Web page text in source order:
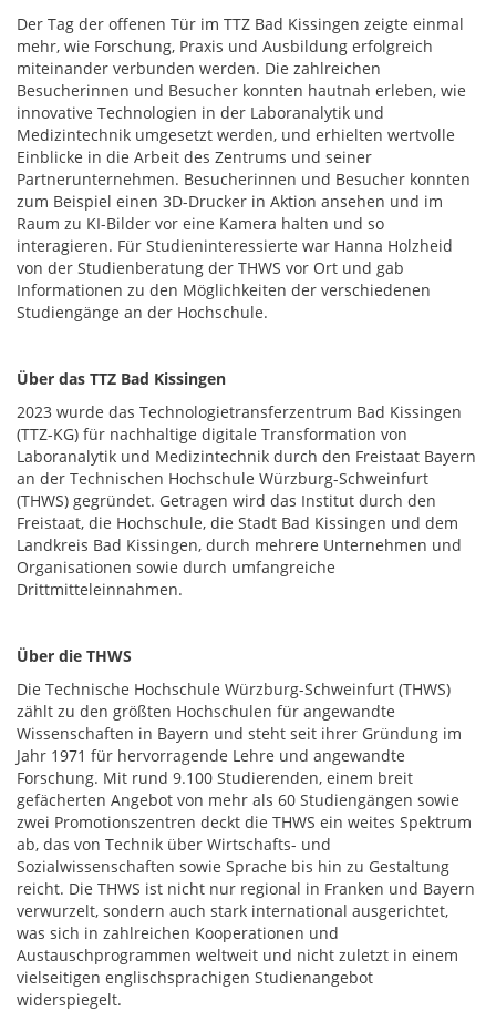
Der Tag der offenen Tür im TTZ Bad Kissingen zeigte einmal
mehr, wie Forschung, Praxis und Ausbildung erfolgreich
miteinander verbunden werden. Die zahlreichen
Besucherinnen und Besucher konnten hautnah erleben, wie
innovative Technologien in der Laboranalytik und
Medizintechnik umgesetzt werden, und erhielten wertvolle
Einblicke in die Arbeit des Zentrums und seiner
Partnerunternehmen. Besucherinnen und Besucher konnten
zum Beispiel einen 3D-Drucker in Aktion ansehen und im
Raum zu KI-Bilder vor eine Kamera halten und so
interagieren. Für Studieninteressierte war Hanna Holzheid
von der Studienberatung der THWS vor Ort und gab
Informationen zu den Möglichkeiten der verschiedenen
Studiengänge an der Hochschule.
Über das TTZ Bad Kissingen
2023 wurde das Technologietransferzentrum Bad Kissingen
(TTZ-KG) für nachhaltige digitale Transformation von
Laboranalytik und Medizintechnik durch den Freistaat Bayern
an der Technischen Hochschule Würzburg-Schweinfurt
(THWS) gegründet. Getragen wird das Institut durch den
Freistaat, die Hochschule, die Stadt Bad Kissingen und dem
Landkreis Bad Kissingen, durch mehrere Unternehmen und
Organisationen sowie durch umfangreiche
Drittmitteleinnahmen.
Über die THWS
Die Technische Hochschule Würzburg-Schweinfurt (THWS)
zählt zu den größten Hochschulen für angewandte
Wissenschaften in Bayern und steht seit ihrer Gründung im
Jahr 1971 für hervorragende Lehre und angewandte
Forschung. Mit rund 9.100 Studierenden, einem breit
gefächerten Angebot von mehr als 60 Studiengängen sowie
zwei Promotionszentren deckt die THWS ein weites Spektrum
ab, das von Technik über Wirtschafts- und
Sozialwissenschaften sowie Sprache bis hin zu Gestaltung
reicht. Die THWS ist nicht nur regional in Franken und Bayern
verwurzelt, sondern auch stark international ausgerichtet,
was sich in zahlreichen Kooperationen und
Austauschprogrammen weltweit und nicht zuletzt in einem
vielseitigen englischsprachigen Studienangebot
widerspiegelt.